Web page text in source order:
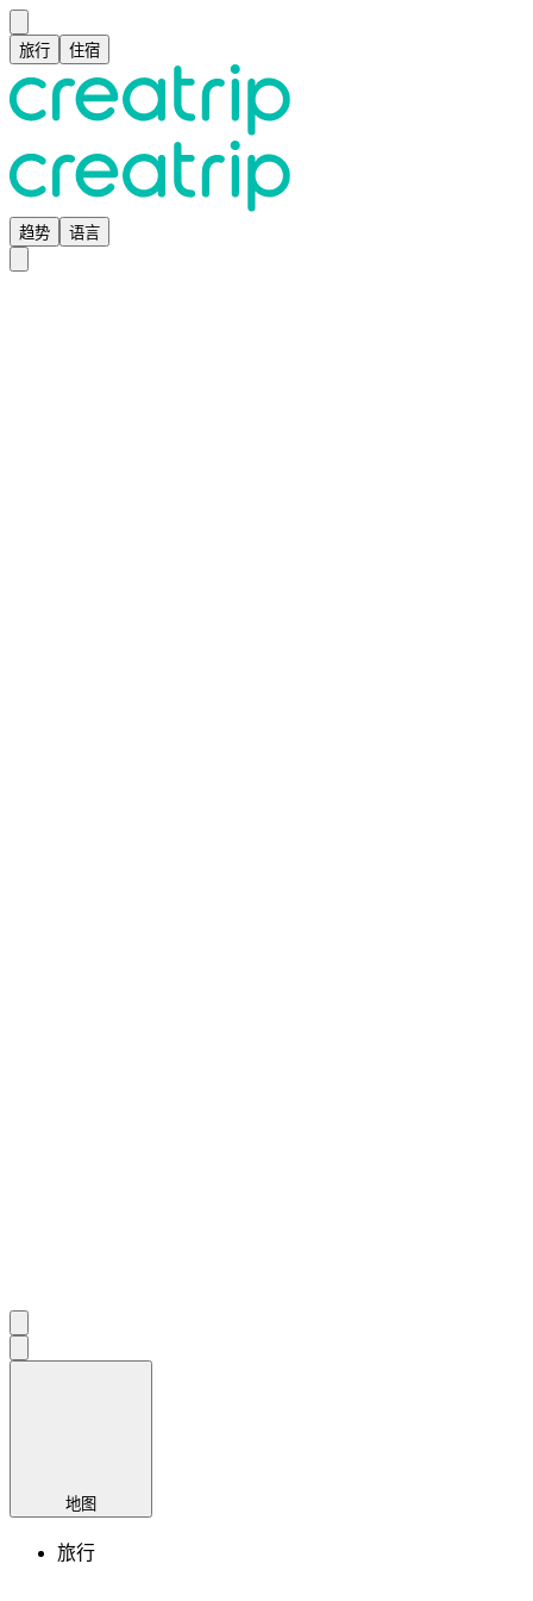
旅行 住宿
趋势 语言
地图
旅行